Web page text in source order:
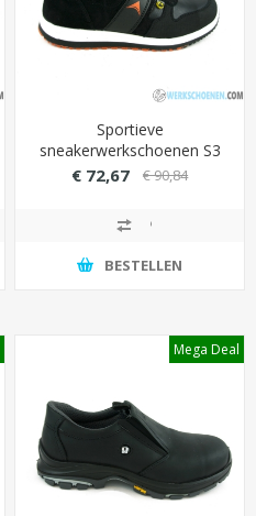
Sportieve
sneakerwerkschoenen S3
No Risk Jumper hoog
(antistatisch)
€ 72,67 € 90,84
BESTELLEN
Mega Deal